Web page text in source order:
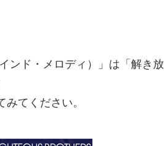
ンド・メロディ）」は「解き
てください。